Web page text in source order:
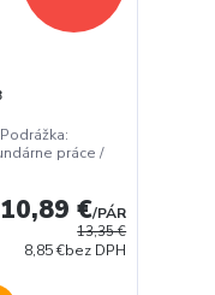
práce /
13,35 €
10,89 €/PÁR
8,85 €bez DPH